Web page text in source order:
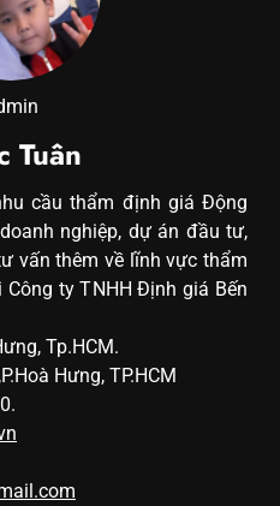
Tuân
cầu thẩm định giá Động
nghiệp, dự án đầu tư,
vấn thêm về lĩnh vực thẩm
ty TNHH Định giá Bến
Tp.HCM.
Hưng, TP.HCM